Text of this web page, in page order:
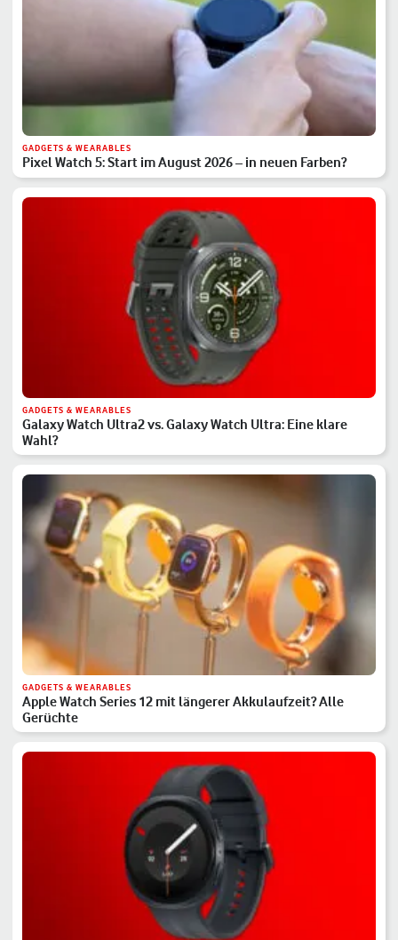
GADGETS & WEARABLES
Pixel Watch 5: Start im August 2026 – in neuen Farben?
GADGETS & WEARABLES
Galaxy Watch Ultra2 vs. Galaxy Watch Ultra: Eine klare
Wahl?
GADGETS & WEARABLES
Apple Watch Series 12 mit längerer Akkulaufzeit? Alle
Gerüchte